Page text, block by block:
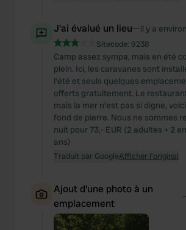
J'ai évalué un lieu—il y a
Sitecode: 9238
Camp assez sympa, mais en été
plein. Ici, les caravanes sont
l'été et seuls quelques
offerts gratuitement. Le
mais la mer n'est pas si digne,
fond de pierre. Nous ne sommes
nuit pour 73,- EUR (2 adultes + 2
ans)
Traduit par GoogleAfficher l'original
Ajout d'une photo à un
emplacement